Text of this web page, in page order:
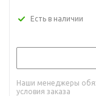
Есть в наличии
Наши менеджеры
условия заказа